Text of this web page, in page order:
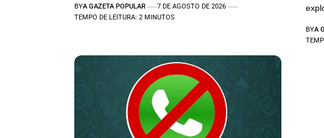
BYA GAZETA POPULAR
7 DE AGOSTO DE 2026
TEMPO DE LEITURA: 2 MINUTOS
BYA